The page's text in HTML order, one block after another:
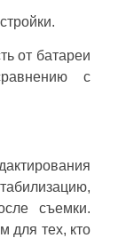
от батареи
с
съемки.
для тех, кто